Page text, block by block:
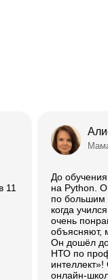
До
на Python.
по большим
когда
очень
объясняют,
Он дошёл
НТО по
онлайн-
11